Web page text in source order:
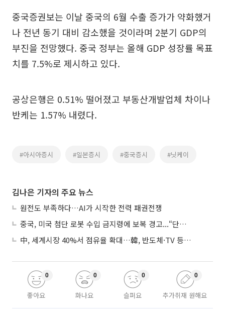
중국증권보는 이날 중국의 6월 수출 증가가 약화했거
나 전년 동기 대비 감소했을 것이라며 2분기 GDP의
부진을 전망했다. 중국 정부는 올해 GDP 성장률 목표
치를 7.5%로 제시하고 있다.
공상은행은 0.51% 떨어졌고 부동산개발업체 차이나
반케는 1.57% 내렸다.
#아시아증시 #일본증시 #중국증시 #닛케이
김나은 기자의 주요 뉴스
원전도 부족하다…AI가 시작한 전력 패권전쟁
중국, 미국 첨단 로봇 수입 금지령에 보복 경고...“단호히 대응”
中, 세계시장 40%서 점유율 확대…韓, 반도체·TV 등 4개 품목 1위
좋아요
0
화나요
0
슬퍼요
0
추가취재 원해요
0